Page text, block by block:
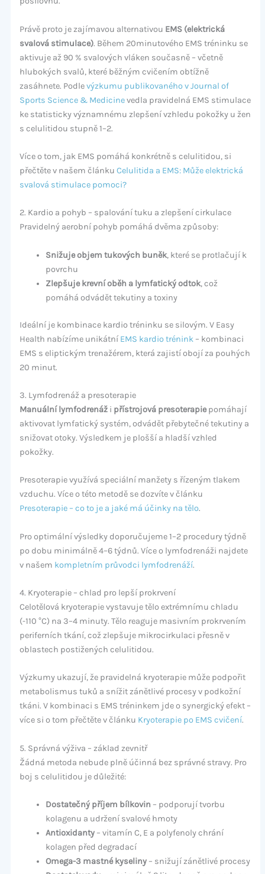
Právě proto je zajímavou alternativou EMS (elektrická
svalová stimulace). Během 20minutového EMS tréninku se
aktivuje až 90 % svalových vláken současně – včetně
hlubokých svalů, které běžným cvičením obtížně
zasáhnete. Podlevýzkumu publikovaného v Journal of
Sports Science & Medicinevedla pravidelná EMS stimulace
ke statisticky významnému zlepšení vzhledu pokožky u žen
s celulitidou stupně 1–2.
Více o tom, jak EMS pomáhá konkrétně s celulitidou, si
přečtěte v našem článku Celulitida a EMS: Může elektrická
svalová stimulace pomoci?
2. Kardio a pohyb – spalování tuku a zlepšení cirkulace
Pravidelný aerobní pohyb pomáhá dvěma způsoby:
Snižuje objem tukových buněk, které se protlačují k
povrchu
Zlepšuje krevní oběh a lymfatický odtok, což
pomáhá odvádět tekutiny a toxiny
Ideální je kombinace kardio tréninku se silovým. V Easy
Health nabízíme unikátní EMS kardio trénink– kombinaci
EMS s eliptickým trenažérem, která zajistí obojí za pouhých
20 minut.
3. Lymfodrenáž a presoterapie
Manuální lymfodrenáži přístrojová presoterapiepomáhají
aktivovat lymfatický systém, odvádět přebytečné tekutiny a
snižovat otoky. Výsledkem je plošší a hladší vzhled
pokožky.
Presoterapie využívá speciální manžety s řízeným tlakem
vzduchu. Více o této metodě se dozvíte v článku
Presoterapie – co to je a jaké má účinky na tělo.
Pro optimální výsledky doporučujeme 1–2 procedury týdně
po dobu minimálně 4–6 týdnů. Více o lymfodrenáži najdete
v našem kompletním průvodci lymfodrenáží.
4. Kryoterapie – chlad pro lepší prokrvení
Celotělová kryoterapie vystavuje tělo extrémnímu chladu
(-110 °C) na 3–4 minuty. Tělo reaguje masivním prokrvením
periferních tkání, což zlepšuje mikrocirkulaci přesně v
oblastech postižených celulitidou.
Výzkumy ukazují, že pravidelná kryoterapie může podpořit
metabolismus tuků a snížit zánětlivé procesy v podkožní
tkáni. V kombinaci s EMS tréninkem jde o synergický efekt –
více si o tom přečtěte v článku Kryoterapie po EMS cvičení.
5. Správná výživa – základ zevnitř
Žádná metoda nebude plně účinná bez správné stravy. Pro
boj s celulitidou je důležité:
Dostatečný příjem bílkovin – podporují tvorbu
kolagenu a udržení svalové hmoty
Antioxidanty– vitamín C, E a polyfenoly chrání
kolagen před degradací
Omega-3 mastné kyseliny– snižují zánětlivé procesy